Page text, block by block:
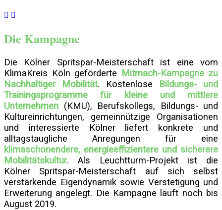
Die Kampagne
Die Kölner Spritspar-Meisterschaft ist eine vom
KlimaKreis Köln geförderte Mitmach-Kampagne zu
Nachhaltiger Mobilität. Kostenlose Bildungs- und
Trainingsprogramme für kleine und mittlere
Unternehmen (KMU), Berufskollegs, Bildungs- und
Kultureinrichtungen, gemeinnützige Organisationen
und interessierte Kölner liefert konkrete und
alltagstaugliche Anregungen für eine
klimaschonendere, energieeffizientere und sicherere
Mobilitätskultur. Als Leuchtturm-Projekt ist die
Kölner Spritspar-Meisterschaft auf sich selbst
verstärkende Eigendynamik sowie Verstetigung und
Erweiterung angelegt. Die Kampagne läuft noch bis
August 2019.